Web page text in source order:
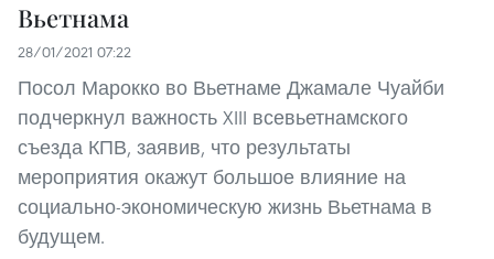
Вьетнама
28/01/2021 07:22
Посол Марокко во Вьетнаме Джамале Чуайби
подчеркнул важность XIII всевьетнамского
съезда КПВ, заявив, что результаты
мероприятия окажут большое влияние на
социально-экономическую жизнь Вьетнама в
будущем.